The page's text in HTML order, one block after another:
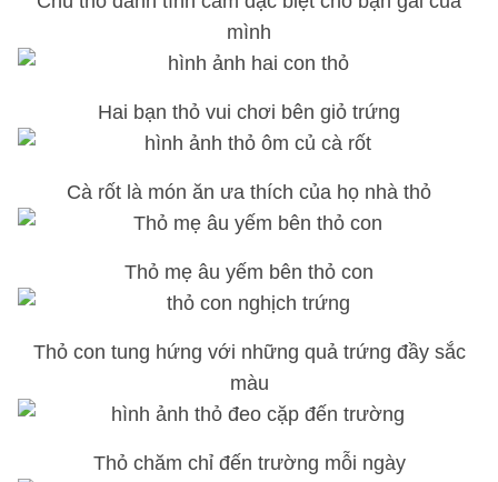
mình
Hai bạn thỏ vui chơi bên giỏ trứng
Cà rốt là món ăn ưa thích của họ nhà thỏ
Thỏ mẹ âu yếm bên thỏ con
Thỏ con tung hứng với những quả trứng đầy sắc
màu
Thỏ chăm chỉ đến trường mỗi ngày